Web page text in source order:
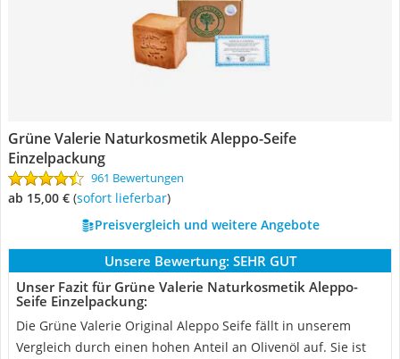
Grüne Valerie Naturkosmetik Aleppo-Seife
Einzelpackung
961 Bewertungen
ab 15,00 € ( Sofort lieferbar)
Preisvergleich und weitere Angebote
Unsere Bewertung: SEHR GUT
Unser Fazit für Grüne Valerie Naturkosmetik Aleppo-
Seife Einzelpackung:
Die Grüne Valerie Original Aleppo Seife fällt in unserem
Vergleich durch einen hohen Anteil an Olivenöl auf. Sie ist